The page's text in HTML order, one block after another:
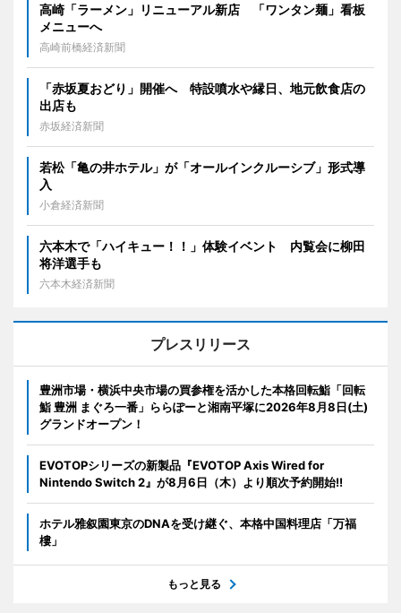
高崎「ラーメン」リニューアル新店 「ワンタン麺」看板
メニューへ
高崎前橋経済新聞
「赤坂夏おどり」開催へ 特設噴水や縁日、地元飲食店の
出店も
赤坂経済新聞
若松「亀の井ホテル」が「オールインクルーシブ」形式導
入
小倉経済新聞
六本木で「ハイキュー！！」体験イベント 内覧会に柳田
将洋選手も
六本木経済新聞
プレスリリース
豊洲市場・横浜中央市場の買参権を活かした本格回転鮨「回転
鮨 豊洲 まぐろ一番」ららぽーと湘南平塚に2026年8月8日(土)
グランドオープン！
EVOTOPシリーズの新製品『EVOTOP Axis Wired for
Nintendo Switch 2』が8月6日（木）より順次予約開始!!
ホテル雅叙園東京のDNAを受け継ぐ、本格中国料理店「万福
樓」
もっと見る